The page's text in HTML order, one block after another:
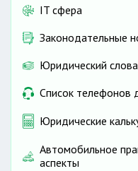
IT сфера
Законодательные
Юридический
Список телефонов
Юридические
Автомобильное
аспекты